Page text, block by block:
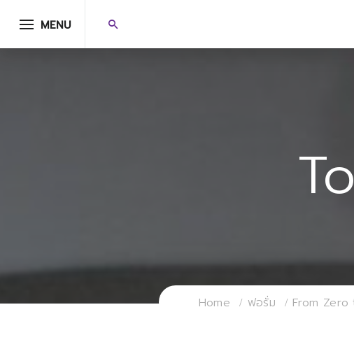
MENU
Home ฟอรั่ม From